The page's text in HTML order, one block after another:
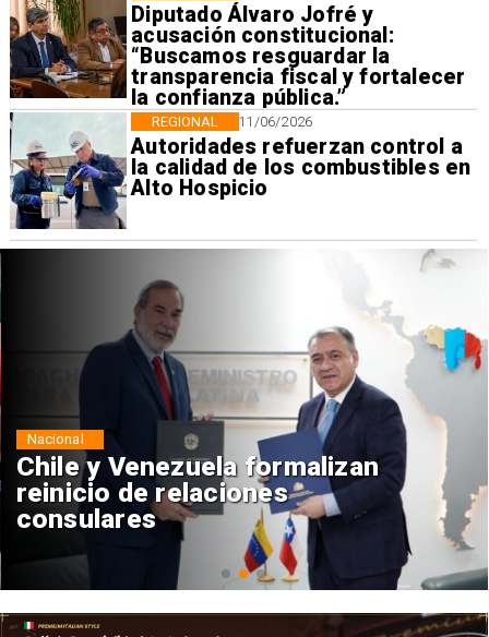
Diputado Álvaro Jofré y
acusación constitucional:
“Buscamos resguardar la
transparencia fiscal y fortalecer
la confianza pública.”
11/06/2026
Autoridades refuerzan control a
la calidad de los combustibles en
Alto Hospicio
REGIONAL
Chile y Venezuela formalizan
reinicio de relaciones
consulares
Nacional